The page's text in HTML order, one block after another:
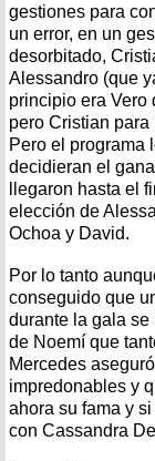
gestiones para
un error, en un
desorbitado,
Alessandro (que
principio era Vero
pero Cristian
Pero el programa
decidieran el
llegaron hasta el
elección de
Ochoa y David.
Por lo tanto
conseguido que
durante la gala
de Noemí que
Mercedes
impredonables y
ahora su fama y
con Cassandra